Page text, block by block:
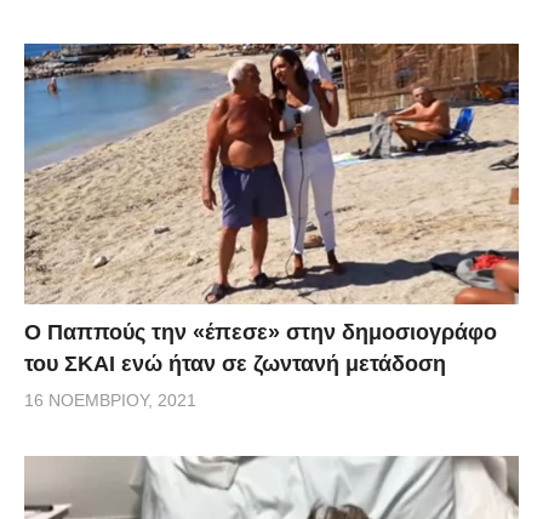
Ο Παππούς την «έπεσε» στην δημοσιογράφο
του ΣΚΑΙ ενώ ήταν σε ζωντανή μετάδοση
16 ΝΟΕΜΒΡΊΟΥ, 2021